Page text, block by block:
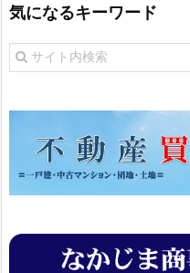
気になるキーワード